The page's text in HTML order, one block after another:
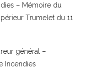
– Mémoire du
Trumelet du 11
général –
Incendies